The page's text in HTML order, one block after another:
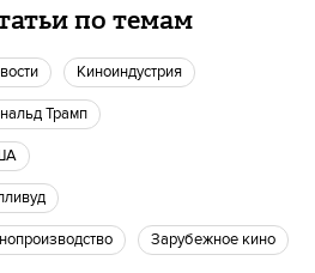
по темам
киноиндустрия
Трамп
зарубежное кино